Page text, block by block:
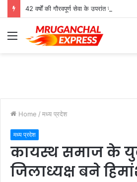
Menu
Home / मध्य प्रदेश
मध्य प्रदेश
कायस्थ समाज के
जिलाध्यक्ष बने